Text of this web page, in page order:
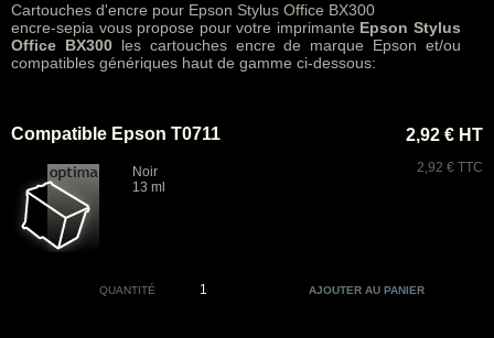
Cartouches d'encre pour Epson Stylus Office BX300
encre-sepia vous propose pour votre imprimante Epson Stylus
Office BX300les cartouches encre de marque Epson et/ou
compatibles génériques haut de gamme ci-dessous:
Compatible Epson T0711
Noir
13 ml
2,92 € HT
2,92 € TTC
QUANTITÉ